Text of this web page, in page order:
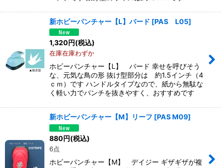
新ホビーパンチャー【L】バード [PAS L05]
1,320円(税込)
在庫在庫わずか
ホビーパンチャー【L】 バード 幸せを呼びそう
な、元気な鳥の形 抜け型部分は 約1.5インチ（4
ｃｍ）です ハンドルタイプなので、紙から無駄な
く軽い力でパンチを抜きやすく、おすすめです
新ホビーパンチャー【M】リーフ [PAS M09]
880円(税込)
6点
ホビーパンチャー【M】 デイジー ギザギザが複